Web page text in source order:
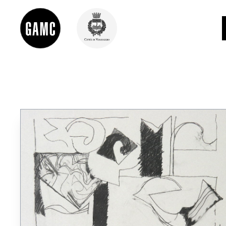
DIDATTICA
SHOP
LE COLLEZIONI
GLI AUTORI
LORENZO VIANI
MOSTRE
EVENTI
PALAZZO DELLE MUSE